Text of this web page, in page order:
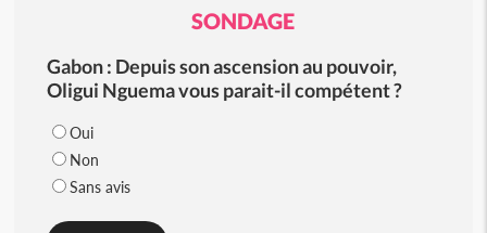
SONDAGE
Gabon : Depuis son ascension au pouvoir,
Oligui Nguema vous parait-il compétent ?
Oui
Non
Sans avis